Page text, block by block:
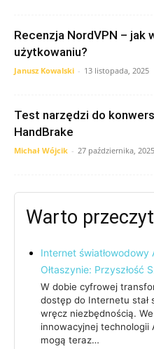
Recenzja NordVPN – jak
użytkowaniu?
Janusz Kowalski - 13 listopada, 2025
Test narzędzi do
HandBrake
Michał Wójcik - 27 października, 2025
Warto
Internet światłowodowy
Ołtaszynie: Przyszłość
W dobie cyfrowej
dostęp do Internetu stał
wręcz niezbędnością.
innowacyjnej technologii
mogą teraz…